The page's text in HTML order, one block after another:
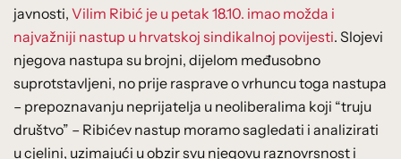
javnosti, Vilim Ribić je u petak 18.10. imao možda i
najvažniji nastup u hrvatskoj sindikalnoj povijesti. Slojevi
njegova nastupa su brojni, dijelom međusobno
suprotstavljeni, no prije rasprave o vrhuncu toga nastupa
– prepoznavanju neprijatelja u neoliberalima koji “truju
društvo” – Ribićev nastup moramo sagledati i analizirati
u cjelini, uzimajući u obzir svu njegovu raznovrsnost i